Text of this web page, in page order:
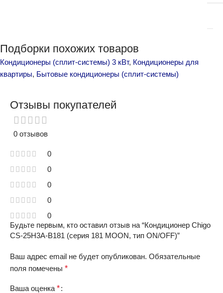
Подборки похожих товаров
Кондиционеры (сплит-системы) 3 кВт, Кондиционеры для
квартиры, Бытовые кондиционеры (сплит-системы)
Отзывы покупателей
0 отзывов
0
0
0
0
0
Будьте первым, кто оставил отзыв на “Кондиционер Chigo
CS-25H3A-B181 (серия 181 MOON, тип ON/OFF)”
Ваш адрес email не будет опубликован. Обязательные
поля помечены *
Ваша оценка *